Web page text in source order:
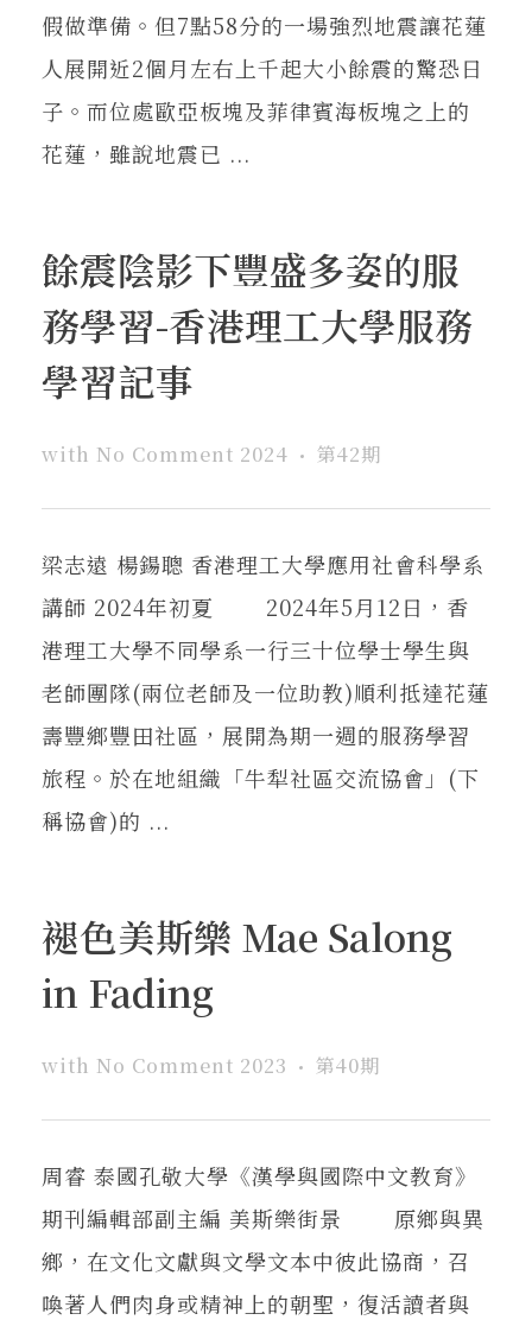
假做準備。但7點58分的一場強烈地震讓花蓮
人展開近2個月左右上千起大小餘震的驚恐日
子。而位處歐亞板塊及菲律賓海板塊之上的
花蓮，雖說地震已 ...
餘震陰影下豐盛多姿的服
務學習-香港理工大學服務
學習記事
with No Comment 2024 第42期
梁志遠 楊鍚聰 香港理工大學應用社會科學系
講師 2024年初夏 2024年5月12日，香
港理工大學不同學系一行三十位學士學生與
老師團隊(兩位老師及一位助教)順利抵達花蓮
壽豐鄉豐田社區，展開為期一週的服務學習
旅程。於在地組織「牛犁社區交流協會」(下
稱協會)的 ...
褪色美斯樂 Mae Salong
in Fading
with No Comment 2023 第40期
周睿 泰國孔敬大學《漢學與國際中文教育》
期刊編輯部副主編 美斯樂街景 原鄉與異
鄉，在文化文獻與文學文本中彼此協商，召
喚著人們肉身或精神上的朝聖，復活讀者與